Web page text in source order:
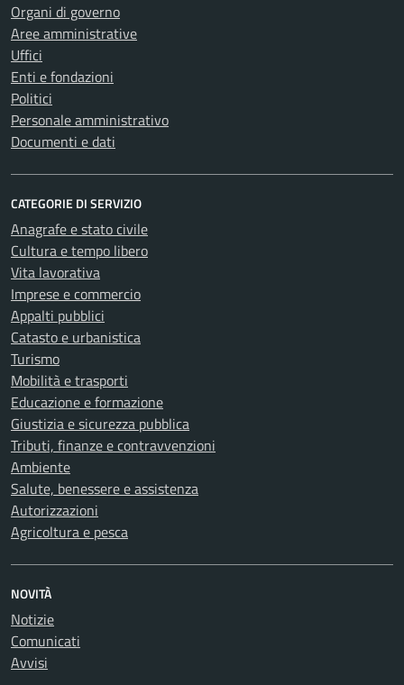
Organi di governo
Aree amministrative
Uffici
Enti e fondazioni
Politici
Personale amministrativo
Documenti e dati
CATEGORIE DI SERVIZIO
Anagrafe e stato civile
Cultura e tempo libero
Vita lavorativa
Imprese e commercio
Appalti pubblici
Catasto e urbanistica
Turismo
Mobilità e trasporti
Educazione e formazione
Giustizia e sicurezza pubblica
Tributi, finanze e contravvenzioni
Ambiente
Salute, benessere e assistenza
Autorizzazioni
Agricoltura e pesca
NOVITÀ
Notizie
Comunicati
Avvisi